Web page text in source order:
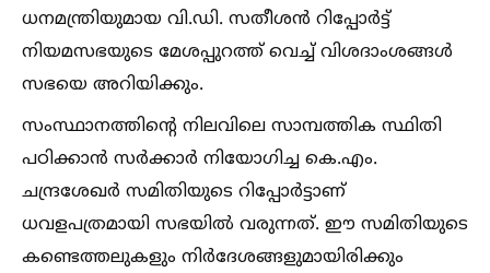
ധനമന്ത്രിയുമായ വി.ഡി. സതീശൻ റിപ്പോർട്ട്
നിയമസഭയുടെ മേശപ്പുറത്ത് വെച്ച്‌ വിശദാംശങ്ങള്‍
സഭയെ അറിയിക്കും.
സംസ്ഥാനത്തിന്റെ നിലവിലെ സാമ്പത്തിക സ്ഥിതി
പഠിക്കാൻ സർക്കാർ നിയോഗിച്ച കെ.എം.
ചന്ദ്രശേഖർ സമിതിയുടെ റിപ്പോർട്ടാണ്
ധവളപത്രമായി സഭയില്‍ വരുന്നത്. ഈ സമിതിയുടെ
കണ്ടെത്തലുകളും നിർദേശങ്ങളുമായിരിക്കും